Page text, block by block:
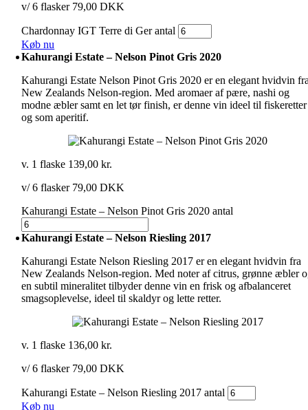
v/ 6 flasker 79,00 DKK
Chardonnay IGT Terre di Ger antal
Køb nu
Kahurangi Estate – Nelson Pinot Gris 2020
Kahurangi Estate Nelson Pinot Gris 2020 er en elegant hvidvin
New Zealands Nelson-region. Med aromaer af pære, nashi og
modne æbler samt en let tør finish, er denne vin ideel til fiskeretter
og som aperitif.
v. 1 flaske 139,00kr.
v/ 6 flasker 79,00 DKK
Kahurangi Estate – Nelson Pinot Gris 2020 antal
Kahurangi Estate – Nelson Riesling 2017
Kahurangi Estate Nelson Riesling 2017 er en elegant hvidvin fra
New Zealands Nelson-region. Med noter af citrus, grønne æbler
en subtil mineralitet tilbyder denne vin en frisk og afbalanceret
smagsoplevelse, ideel til skaldyr og lette retter.
v. 1 flaske 136,00kr.
v/ 6 flasker 79,00 DKK
Kahurangi Estate – Nelson Riesling 2017 antal
Køb nu